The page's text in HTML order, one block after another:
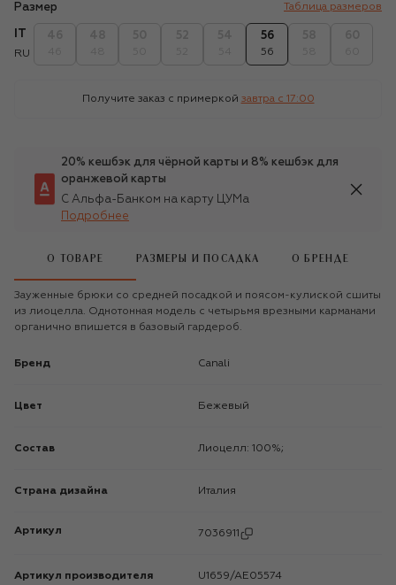
Размер Таблица размеров
RU
56
56
Получите заказ с примеркой завтра c 17:00
20% кешбэк для чёрной карты и 8% кешбэк для
оранжевой карты
С Альфа-Банком на карту ЦУМа
Подробнее
О ТОВАРЕ РАЗМЕРЫ И ПОСАДКА О БРЕНДЕ
Зауженные брюки со средней посадкой и поясом-кулиской сшиты
из лиоцелла. Однотонная модель с четырьмя врезными карманами
органично впишется в базовый гардероб.
Бренд Canali
Цвет Бежевый
Состав Лиоцелл: 100%;
Страна дизайна Италия
Артикул 7036911
Артикул производителя U1659/AE05574